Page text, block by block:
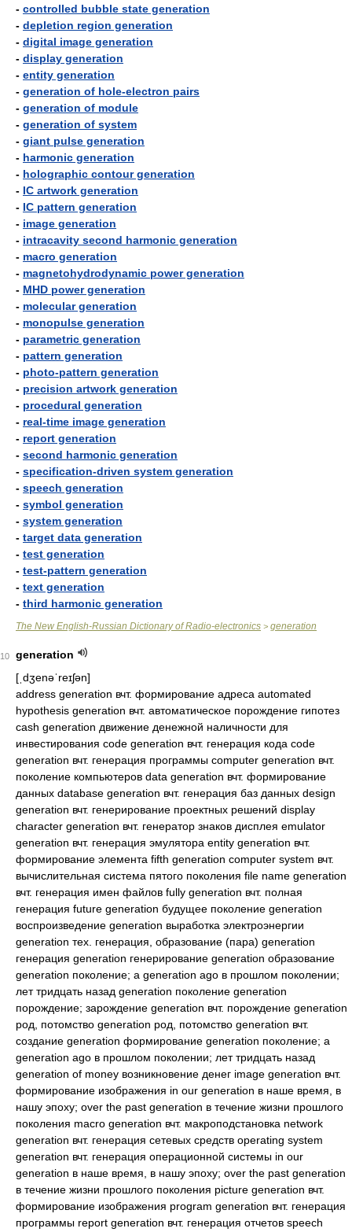
- controlled bubble state generation
- depletion region generation
- digital image generation
- display generation
- entity generation
- generation of hole-electron pairs
- generation of module
- generation of system
- giant pulse generation
- harmonic generation
- holographic contour generation
- IC artwork generation
- IC pattern generation
- image generation
- intracavity second harmonic generation
- macro generation
- magnetohydrodynamic power generation
- MHD power generation
- molecular generation
- monopulse generation
- parametric generation
- pattern generation
- photo-pattern generation
- precision artwork generation
- procedural generation
- real-time image generation
- report generation
- second harmonic generation
- specification-driven system generation
- speech generation
- symbol generation
- system generation
- target data generation
- test generation
- test-pattern generation
- text generation
- third harmonic generation
The New English-Russian Dictionary of Radio-electronics > generation
10
generation
[ˌdʒenəˈreɪʃən]
address generation вчт. формирование адреса automated
hypothesis generation вчт. автоматическое порождение гипотез
cash generation движение денежной наличности для
инвестирования code generation вчт. генерация кода code
generation вчт. генерация программы computer generation вчт.
поколение компьютеров data generation вчт. формирование
данных database generation вчт. генерация баз данных design
generation вчт. генерирование проектных решений display
character generation вчт. генератор знаков дисплея emulator
generation вчт. генерация эмулятора entity generation вчт.
формирование элемента fifth generation computer system вчт.
вычислительная система пятого поколения file name generation
вчт. генерация имен файлов fully generation вчт. полная
генерация future generation будущее поколение generation
воспроизведение generation выработка электроэнергии
generation тех. генерация, образование (пара) generation
генерация generation генерирование generation образование
generation поколение; a generation ago в прошлом поколении;
лет тридцать назад generation поколение generation
порождение; зарождение generation вчт. порождение generation
род, потомство generation род, потомство generation вчт.
создание generation формирование generation поколение; a
generation ago в прошлом поколении; лет тридцать назад
generation of money возникновение денег image generation вчт.
формирование изображения in our generation в наше время, в
нашу эпоху; over the past generation в течение жизни прошлого
поколения macro generation вчт. макроподстановка network
generation вчт. генерация сетевых средств operating system
generation вчт. генерация операционной системы in our
generation в наше время, в нашу эпоху; over the past generation
в течение жизни прошлого поколения picture generation вчт.
формирование изображения program generation вчт. генерация
программы report generation вчт. генерация отчетов speech